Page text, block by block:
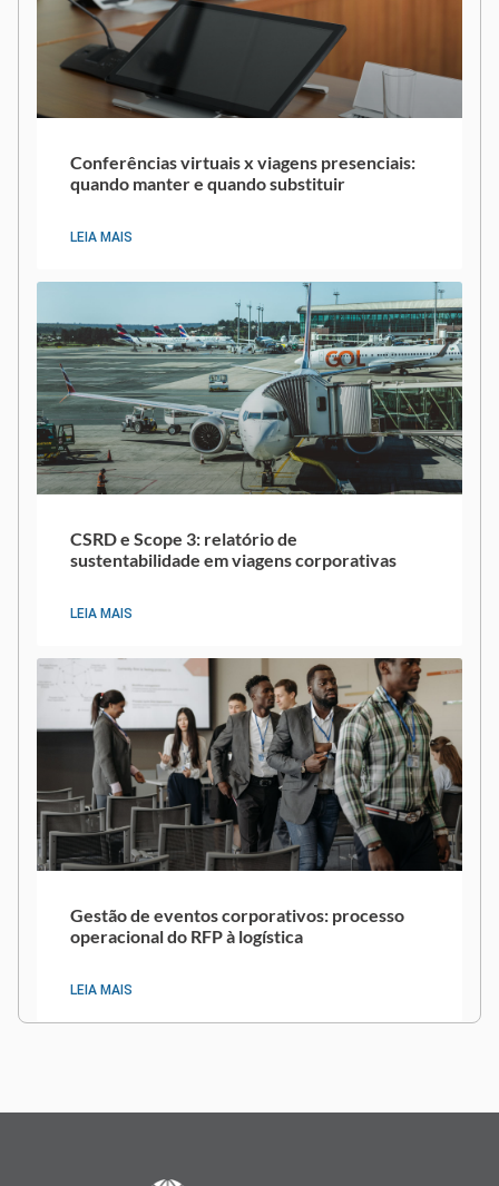
Conferências virtuais x viagens presenciais:
quando manter e quando substituir
LEIA MAIS
CSRD e Scope 3: relatório de
sustentabilidade em viagens corporativas
LEIA MAIS
Gestão de eventos corporativos: processo
operacional do RFP à logística
LEIA MAIS